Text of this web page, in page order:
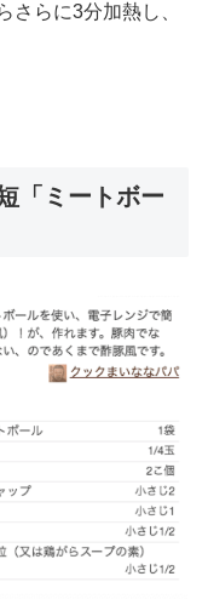
さらに3分加熱し、
「ミートボー